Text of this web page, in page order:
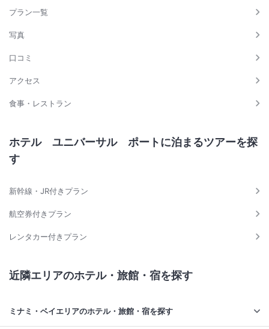
プラン一覧
写真
口コミ
アクセス
食事・レストラン
ホテル ユニバーサル ポートに泊まるツアーを探
す
新幹線・JR付きプラン
航空券付きプラン
レンタカー付きプラン
近隣エリアのホテル・旅館・宿を探す
ミナミ・ベイエリアのホテル・旅館・宿を探す